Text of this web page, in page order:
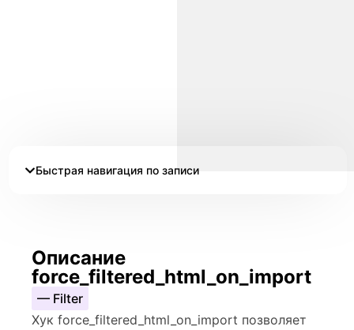
Быстрая навигация по записи
Описание
force_filtered_html_on_import
— Filter
Хук force_filtered_html_on_import позволяет